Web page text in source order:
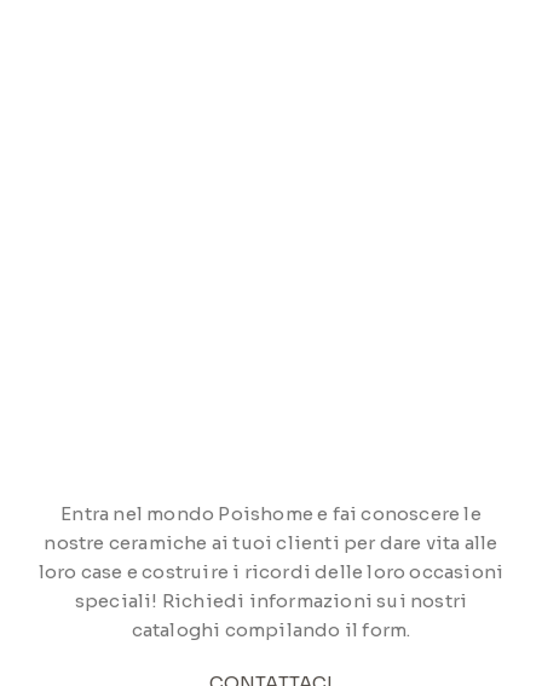
Entra nel mondo Poishome e fai conoscere le
nostre ceramiche ai tuoi clienti per dare vita alle
loro case e costruire i ricordi delle loro occasioni
speciali! Richiedi informazioni sui nostri
cataloghi compilando il form.